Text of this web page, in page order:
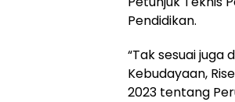
Pendidikan.
“Tak sesuai juga
Kebudayaan,
2023 tentang